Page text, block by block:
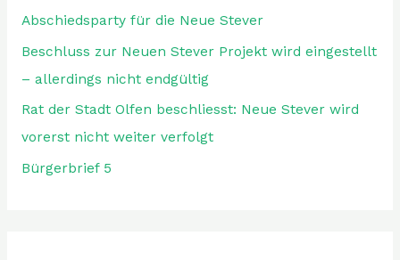
Abschiedsparty für die Neue Stever
Beschluss zur Neuen Stever Projekt wird eingestellt
– allerdings nicht endgültig
Rat der Stadt Olfen beschliesst: Neue Stever wird
vorerst nicht weiter verfolgt
Bürgerbrief 5